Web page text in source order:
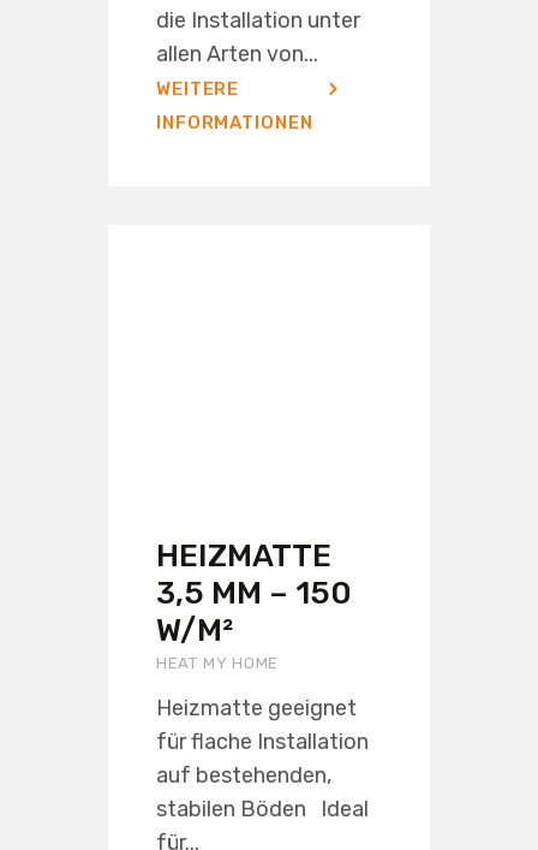
die Installation unter
allen Arten von...
WEITERE
INFORMATIONEN
HEIZMATTE
3,5 MM – 150
W/M²
HEAT MY HOME
Heizmatte geeignet
für flache Installation
auf bestehenden,
stabilen Böden Ideal
für...